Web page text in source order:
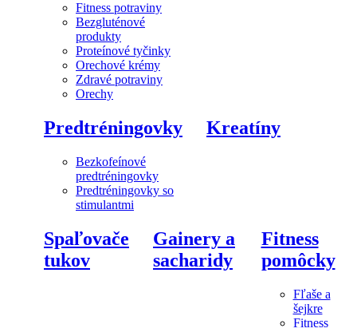
Fitness potraviny
Bezgluténové
produkty
Proteínové tyčinky
Orechové krémy
Zdravé potraviny
Orechy
Predtréningovky
Bezkofeínové
predtréningovky
Predtréningovky so
stimulantmi
Kreatíny
Spaľovače
tukov
Gainery a
sacharidy
Fitness
pomôcky
Fľaše a
šejkre
Fitness